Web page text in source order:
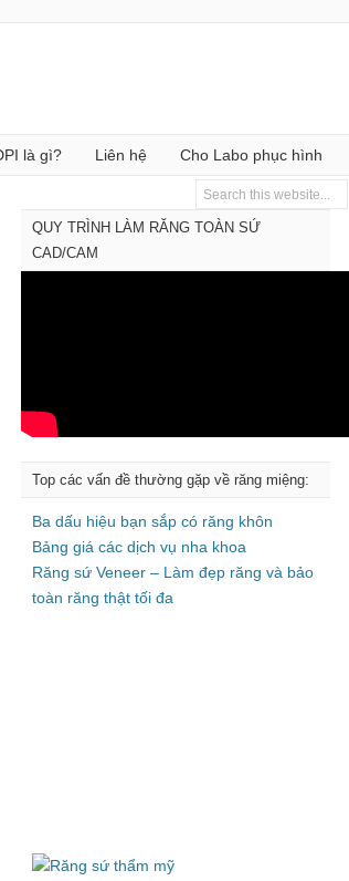
là gì? Liên hệ Cho Labo phục hình
QUY TRÌNH LÀM RĂNG TOÀN SỨ
CAD/CAM
Top các vấn đề thường gặp về răng miệng:
Ba dấu hiệu bạn sắp có răng khôn
Bảng giá các dịch vụ nha khoa
Răng sứ Veneer – Làm đẹp răng và bảo
toàn răng thật tối đa